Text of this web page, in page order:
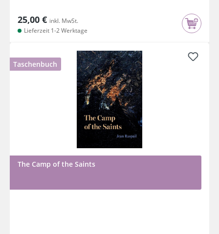
25,00 € inkl. MwSt.
Lieferzeit 1-2 Werktage
Taschenbuch
The Camp of the Saints